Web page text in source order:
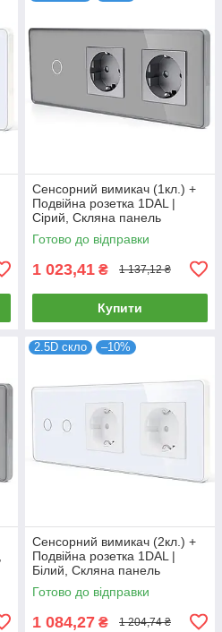
Сенсорний вимикач (1кл.) +
Подвійна розетка 1DAL |
Сірий, Скляна панель
(G228D-SW1G-STX2.GR)
Готово до відправки
1 023,41 ₴ 1 137,12 ₴
Купити
2.5D скло –10%
Сенсорний вимикач (2кл.) +
Подвійна розетка 1DAL |
Білий, Скляна панель
(G228D-SW2G-STX2.WT)
Готово до відправки
1 084,27 ₴ 1 204,74 ₴